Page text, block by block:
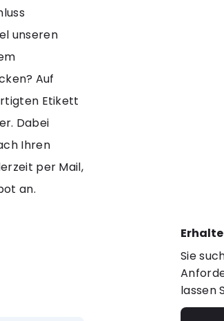
Sie
lassen
unseren
Auf
Etikett
Dabei
Ihren
per Mail,
an.